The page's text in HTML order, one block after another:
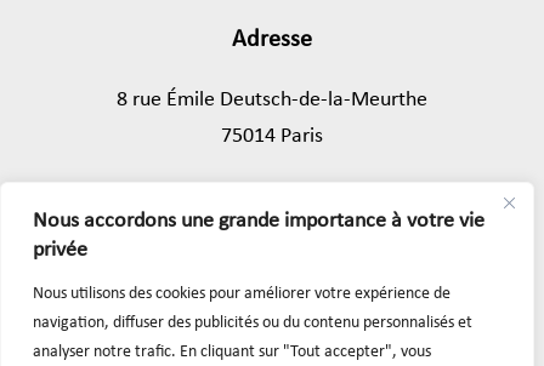
Nous accordons une grande importance à votre vie
privée
Nous utilisons des cookies pour améliorer votre expérience de
navigation, diffuser des publicités ou du contenu personnalisés et
analyser notre trafic. En cliquant sur "Tout accepter", vous
Adresse
8 rue Émile Deutsch-de-la-Meurthe
75014 Paris
Mentions légales
Formulaire de contact